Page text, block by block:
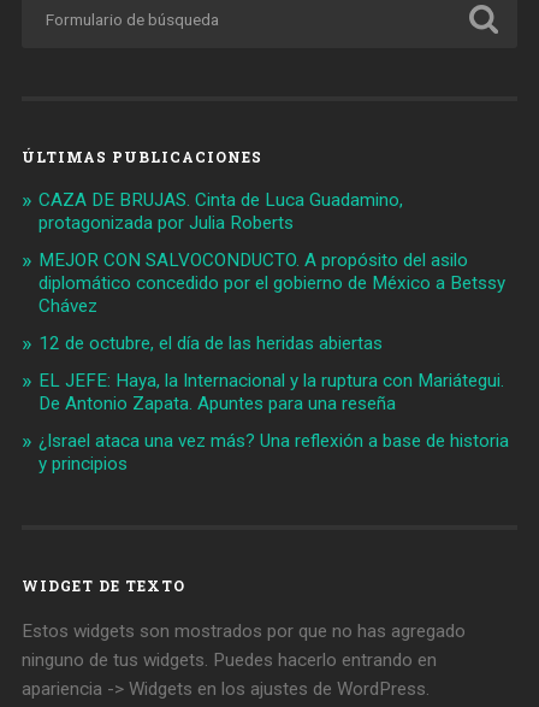
ÚLTIMAS PUBLICACIONES
CAZA DE BRUJAS. Cinta de Luca Guadamino,
protagonizada por Julia Roberts
MEJOR CON SALVOCONDUCTO. A propósito del asilo
diplomático concedido por el gobierno de México a Betssy
Chávez
12 de octubre, el día de las heridas abiertas
EL JEFE: Haya, la Internacional y la ruptura con Mariátegui.
De Antonio Zapata. Apuntes para una reseña
¿Israel ataca una vez más? Una reflexión a base de historia
y principios
WIDGET DE TEXTO
Estos widgets son mostrados por que no has agregado
ninguno de tus widgets. Puedes hacerlo entrando en
apariencia -> Widgets en los ajustes de WordPress.